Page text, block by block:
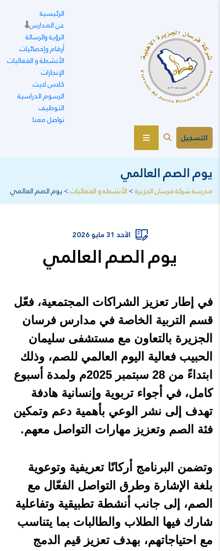
الرئيسية
عن المدارس
الرؤية والرسالة
أرقام وإحصائيات
الأنشطة و الفعاليات
الإنجازات
كلاس لايت
الرسوم الدراسية
التوظيف
تواصل معنا
التسجيل
يوم الصم العالمي
مدرسة شركة فرسان الجزيرة>الأنشطه و الفعاليات>يوم الصم العالمي
الأحد 31 مايو 2026
يوم الصم العالمي
في إطار تعزيز الشراكات المجتمعية، فعّل
قسم التربية الخاصة في مدارس فرسان
الجزيرة بالتعاون مع مستشفى سليمان
الحبيب فعالية اليوم العالمي للصم، وذلك
ابتداءً من 28 سبتمبر 2025م ولمدة أسبوع
كامل، في أجواء تربوية وإنسانية هادفة
تهدف إلى نشر الوعي بأهمية دعم وتمكين
فئة الصم وتعزيز مهارات التواصل معهم.
وتضمن البرنامج أركانًا تعريفية وتوعوية
بلغة الإشارة وطرق التواصل الفعّال مع
الصم، إلى جانب أنشطة تطبيقية وتفاعلية
شارك فيها الطلاب والطالبات بما يتناسب
مع احتياجاتهم، بهدف تعزيز قيم الدمج